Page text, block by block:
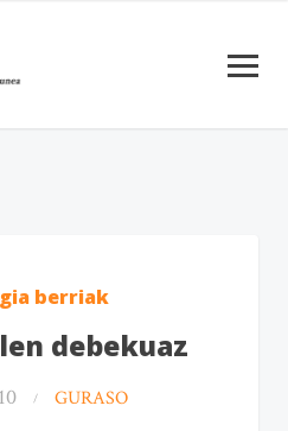
berriak
debekuaz
GURASO